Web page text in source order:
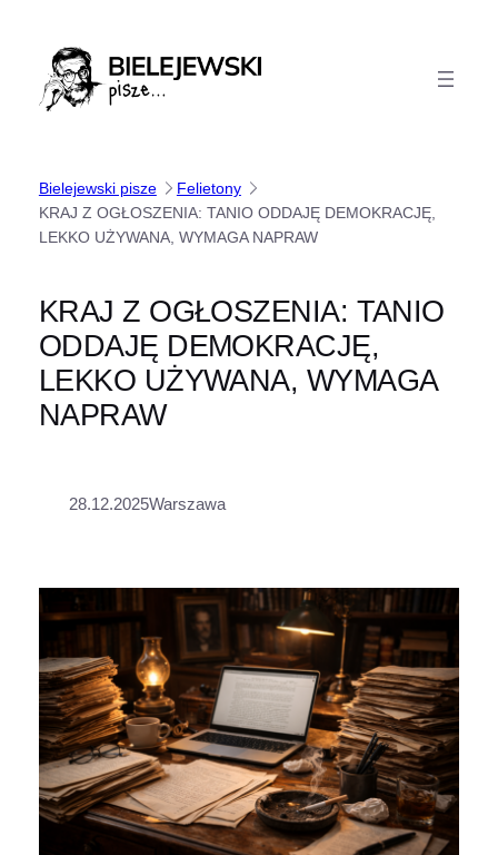
Bielejewski pisze
Felietony
KRAJ Z OGŁOSZENIA: TANIO ODDAJĘ DEMOKRACJĘ,
LEKKO UŻYWANA, WYMAGA NAPRAW
KRAJ Z OGŁOSZENIA: TANIO
ODDAJĘ DEMOKRACJĘ,
LEKKO UŻYWANA, WYMAGA
NAPRAW
28.12.2025Warszawa